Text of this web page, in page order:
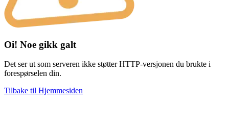
Oi! Noe gikk galt
Det ser ut som serveren ikke støtter HTTP-versjonen du brukte i
forespørselen din.
Tilbake til Hjemmesiden